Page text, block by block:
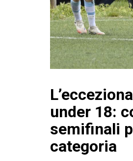
under 18:
semifinali
categoria